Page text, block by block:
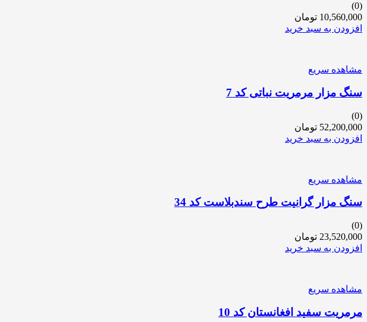
(0)
10,560,000 تومان
افزودن به سبد خرید
مشاهده سریع
سنگ مزار مرمریت نباتی کد 7
(0)
52,200,000 تومان
افزودن به سبد خرید
مشاهده سریع
سنگ مزار گرانیت طرح سندبلاست کد 34
(0)
23,520,000 تومان
افزودن به سبد خرید
مشاهده سریع
مرمریت سفید افغانستان کد 10